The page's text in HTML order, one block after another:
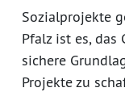
Sozialprojekte
Pfalz ist es,
sichere
Projekte zu